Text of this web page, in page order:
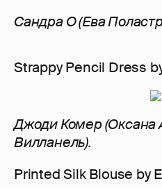
Сандра О (Ева
Strappy Pencil Dress
Джоди Комер (Оксана
Вилланель).
Printed Silk Blouse by